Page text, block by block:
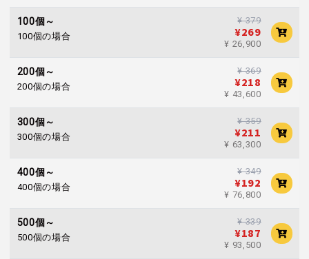
100個～
100個の場合
¥ 379
¥269
¥ 26,900
200個～
200個の場合
¥ 369
¥218
¥ 43,600
300個～
300個の場合
¥ 359
¥211
¥ 63,300
400個～
400個の場合
¥ 349
¥192
¥ 76,800
500個～
500個の場合
¥ 339
¥187
¥ 93,500